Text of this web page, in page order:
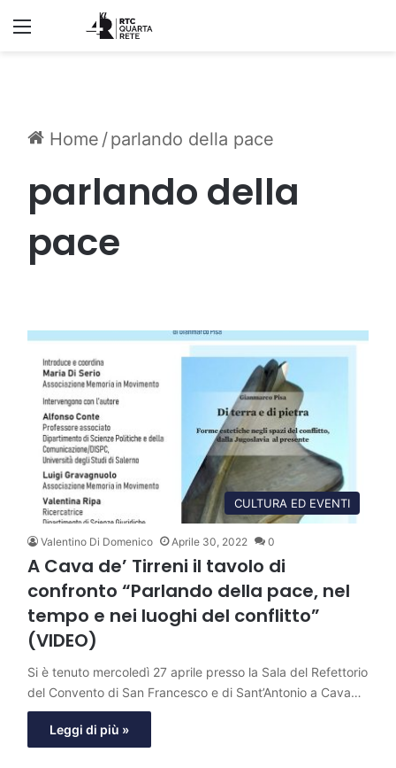
Home /parlando della pace
parlando della
pace
CULTURA ED EVENTI
Valentino Di Domenico Aprile 30, 2022 0
A Cava de’ Tirreni il tavolo di
confronto “Parlando della pace, nel
tempo e nei luoghi del conflitto”
(VIDEO)
Si è tenuto mercoledì 27 aprile presso la Sala del Refettorio
del Convento di San Francesco e di Sant’Antonio a Cava…
Leggi di più »